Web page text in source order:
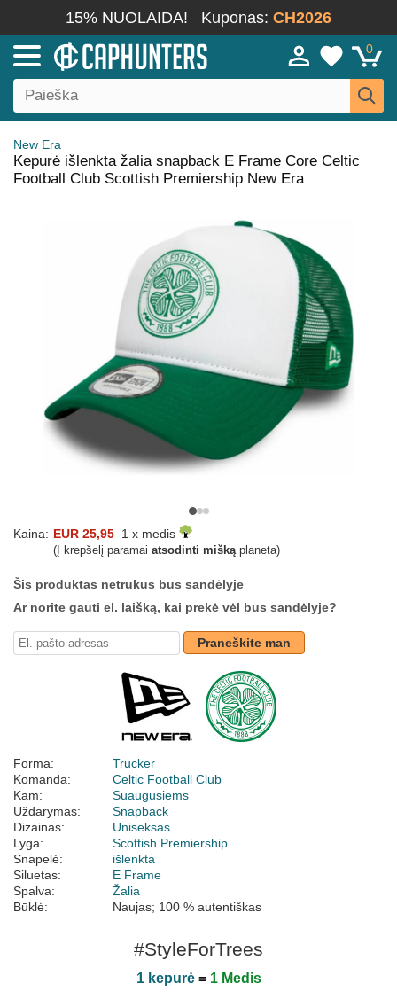
15% NUOLAIDA! Kuponas: CH2026
0
New Era
Kepurė išlenkta žalia snapback E Frame Core Celtic
Football Club Scottish Premiership New Era
Kaina: EUR 25,95 1 x medis
(Į krepšelį paramai atsodinti miškąplaneta)
Šis produktas netrukus bus sandėlyje
Ar norite gauti el. laišką, kai prekė vėl bus sandėlyje?
Praneškite man
Forma:
Trucker
Komanda:
Celtic Football Club
Kam:
Suaugusiems
Uždarymas:
Snapback
Dizainas:
Uniseksas
Lyga:
Scottish Premiership
Snapelė:
išlenkta
Siluetas:
E Frame
Spalva:
Žalia
Būklė:
Naujas; 100 % autentiškas
#StyleForTrees
1 kepurė= 1 Medis